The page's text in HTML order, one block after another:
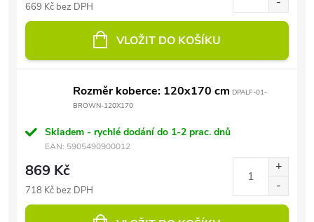
669 Kč bez DPH
VLOŽIT DO KOŠÍKU
Rozměr koberce: 120x170 cm DPALF-01-
BROWN-120X170
Skladem - rychlé dodání do 1-2 prac. dnů
EAN: 5905490900012
869 Kč
718 Kč bez DPH